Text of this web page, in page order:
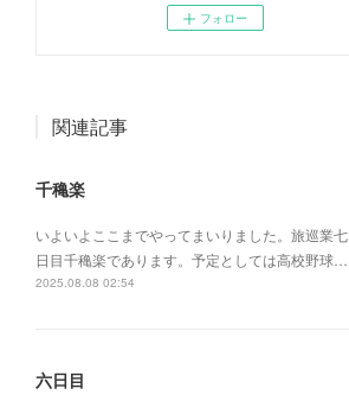
フォロー
関連記事
千穐楽
いよいよここまでやってまいりました。旅巡業七
日目千穐楽であります。予定としては高校野球…
2025.08.08 02:54
六日目